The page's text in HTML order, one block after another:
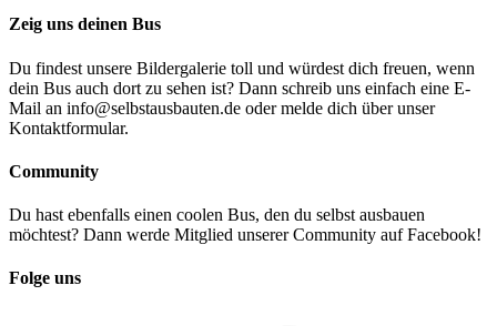
Zeig uns deinen Bus
Du findest unsere Bildergalerie toll und würdest dich freuen, wenn
dein Bus auch dort zu sehen ist? Dann schreib uns einfach eine E-
Mail an info@selbstausbauten.de oder melde dich über unser
Kontaktformular.
Community
Du hast ebenfalls einen coolen Bus, den du selbst ausbauen
möchtest? Dann werde Mitglied unserer Community auf Facebook!
Folge uns